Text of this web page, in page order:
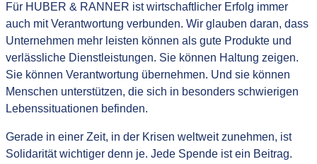
Für HUBER & RANNER ist wirtschaftlicher Erfolg immer
auch mit Verantwortung verbunden. Wir glauben daran, dass
Unternehmen mehr leisten können als gute Produkte und
verlässliche Dienstleistungen. Sie können Haltung zeigen.
Sie können Verantwortung übernehmen. Und sie können
Menschen unterstützen, die sich in besonders schwierigen
Lebenssituationen befinden.
Gerade in einer Zeit, in der Krisen weltweit zunehmen, ist
Solidarität wichtiger denn je. Jede Spende ist ein Beitrag.